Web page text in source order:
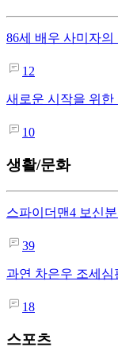
86세 배우 사미자
12
새로운 시작을 위한
10
생활/문화
스파이더맨4 보신
39
과연 차은우 조세
18
스포츠